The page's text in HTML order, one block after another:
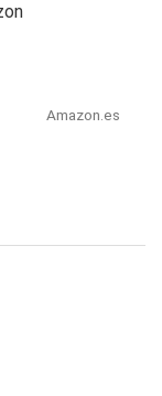
Amazon.es